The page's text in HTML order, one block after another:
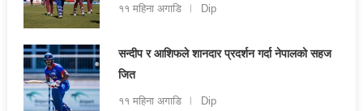
११ महिना अगाडि Dip
सन्दीप र आशिफले शानदार प्रदर्शन गर्दा नेपालको सहज
जित
११ महिना अगाडि Dip